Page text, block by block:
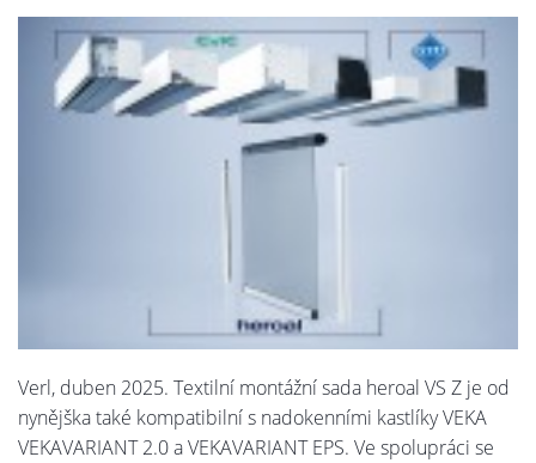
Verl, duben 2025. Textilní montážní sada heroal VS Z je od
nynějška také kompatibilní s nadokenními kastlíky VEKA
VEKAVARIANT 2.0 a VEKAVARIANT EPS. Ve spolupráci se